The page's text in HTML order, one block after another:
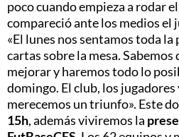
poco cuando empieza a rodar
compareció ante los medios el
«El lunes nos sentamos toda
cartas sobre la mesa.
mejorar y haremos todo lo
domingo. El club, los jugadores
merecemos un triunfo». Este
15h, además viviremos la